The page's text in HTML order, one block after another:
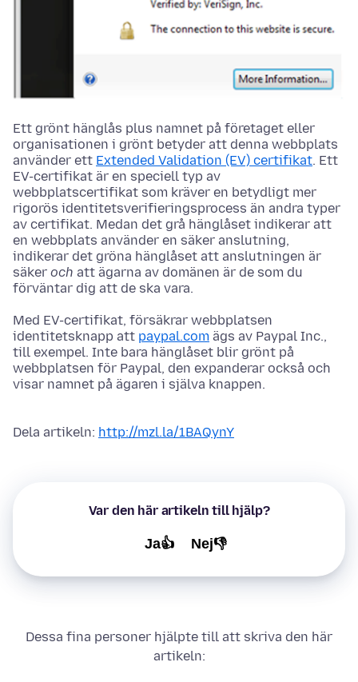
Ett grönt hänglås plus namnet på företaget eller
organisationen i grönt betyder att denna webbplats
använder ett Extended Validation (EV) certifikat. Ett
EV-certifikat är en speciell typ av
webbplatscertifikat som kräver en betydligt mer
rigorös identitetsverifieringsprocess än andra typer
av certifikat. Medan det grå hänglåset indikerar att
en webbplats använder en säker anslutning,
indikerar det gröna hänglåset att anslutningen är
säker och att ägarna av domänen är de som du
förväntar dig att de ska vara.
Med EV-certifikat, försäkrar webbplatsen
identitetsknapp att paypal.com ägs av Paypal Inc.,
till exempel. Inte bara hänglåset blir grönt på
webbplatsen för Paypal, den expanderar också och
visar namnet på ägaren i själva knappen.
Dela artikeln: http://mzl.la/1BAQynY
Var den här artikeln till hjälp?
Ja👍 Nej👎
Dessa fina personer hjälpte till att skriva den här
artikeln: